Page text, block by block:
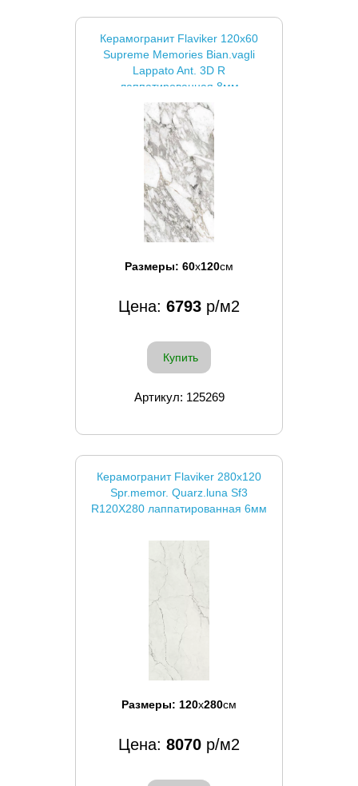
Керамогранит Flaviker 120x60
Supreme Memories Bian.vagli
Lappato Ant. 3D R
лаппатированная 8мм
Размеры: 60x120см
Цена: 6793 р/м2
Купить
Артикул: 125269
Керамогранит Flaviker 280x120
Spr.memor. Quarz.luna Sf3
R120X280 лаппатированная 6мм
Размеры: 120x280см
Цена: 8070 р/м2